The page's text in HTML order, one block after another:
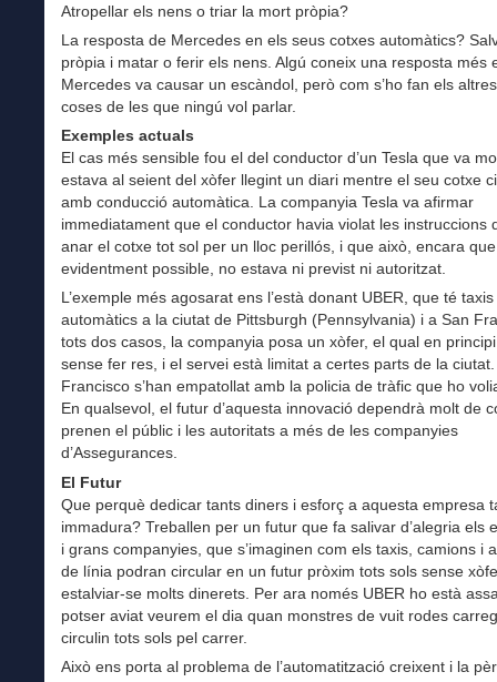
Atropellar els nens o triar la mort pròpia?
La resposta de Mercedes en els seus cotxes automàtics?
pròpia i matar o ferir els nens. Algú coneix una resposta més
Mercedes va causar un escàndol, però com s’ho fan els
coses de les que ningú vol parlar.
Exemples actuals
El cas més sensible fou el del conductor d’un Tesla que va
estava al seient del xòfer llegint un diari mentre el seu cotxe
amb conducció automàtica. La companyia Tesla va afirmar
immediatament que el conductor havia violat les instruccions
anar el cotxe tot sol per un lloc perillós, i que això, encara que
evidentment possible, no estava ni previst ni autoritzat.
L’exemple més agosarat ens l’està donant UBER, que té taxis
automàtics a la ciutat de Pittsburgh (Pennsylvania) i a San
tots dos casos, la companyia posa un xòfer, el qual en
sense fer res, i el servei està limitat a certes parts de la ciutat.
Francisco s’han empatollat amb la policia de tràfic que ho
En qualsevol, el futur d’aquesta innovació dependrà molt de
prenen el públic i les autoritats a més de les companyies
d’Assegurances.
El Futur
Que perquè dedicar tants diners i esforç a aquesta empresa
immadura? Treballen per un futur que fa salivar d’alegria els
i grans companyies, que s’imaginen com els taxis, camions i
de línia podran circular en un futur pròxim tots sols sense
estalviar-se molts dinerets. Per ara només UBER ho està
potser aviat veurem el dia quan monstres de vuit rodes
circulin tots sols pel carrer.
Això ens porta al problema de l’automatització creixent i la